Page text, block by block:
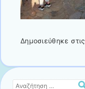
Δημοσιεύθηκε στις
Αναζήτηση